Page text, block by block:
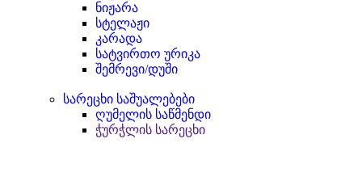
ნიჟარა
სტელაჟი
კარადა
სატვირთო ურიკა
შემრევი/დუში
სარეცხი საშუალებები
ღუმელის საწმენდი
ჭურჭლის სარეცხი